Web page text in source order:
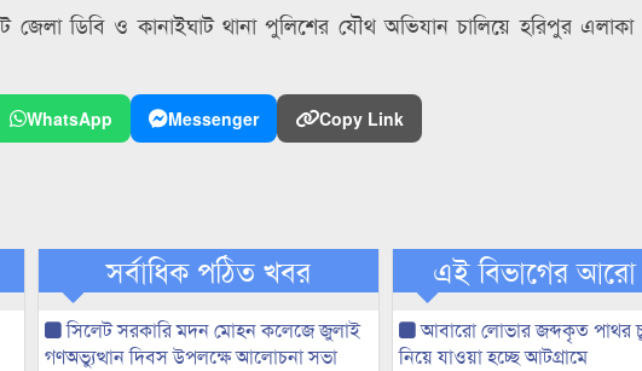
ডিবি ও কানাইঘাট থানা পুলিশের যৌথ অভিযান চালিয়ে হরিপুর
WhatsApp Messenger Copy Link
সর্বাধিক পঠিত খবর
সিলেট সরকারি মদন মোহন কলেজে জুলাই
গণঅভ্যুত্থান দিবস উপলক্ষে আলোচনা সভা
এই বিভাগের
আবারো লোভার জব্দকৃত পাথর
নিয়ে যাওয়া হচ্ছে আটগ্রামে